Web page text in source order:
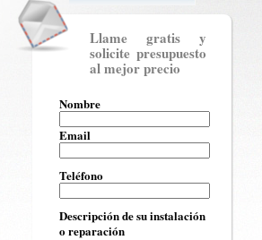
Llame gratis y
solicite presupuesto
al mejor precio
Nombre
Email
Teléfono
Descripción de su instalación
o reparación